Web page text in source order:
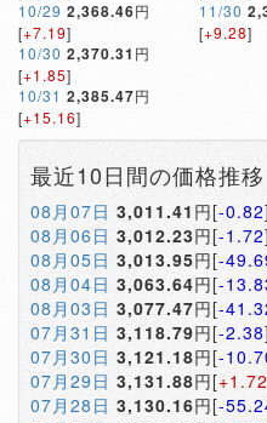
10/29 2,368.46円
[+7.19]
10/30 2,370.31 円
[+1.85]
10/31 2,385.47円
[+15.16]
11/30
[+9.28]
最近10日間の価格推移
08月07日 3,011.41 円[-0.82]
08月06日 3,012.23円[-1.72]
08月05日 3,013.95円[-
08月04日 3,063.64円[-
08月03日 3,077.47円[-
07月31日 3,118.79円[-2.38]
07月30日 3,121.18円[-
07月29日 3,131.88円[+1.72
07月28日 3,130.16円[-